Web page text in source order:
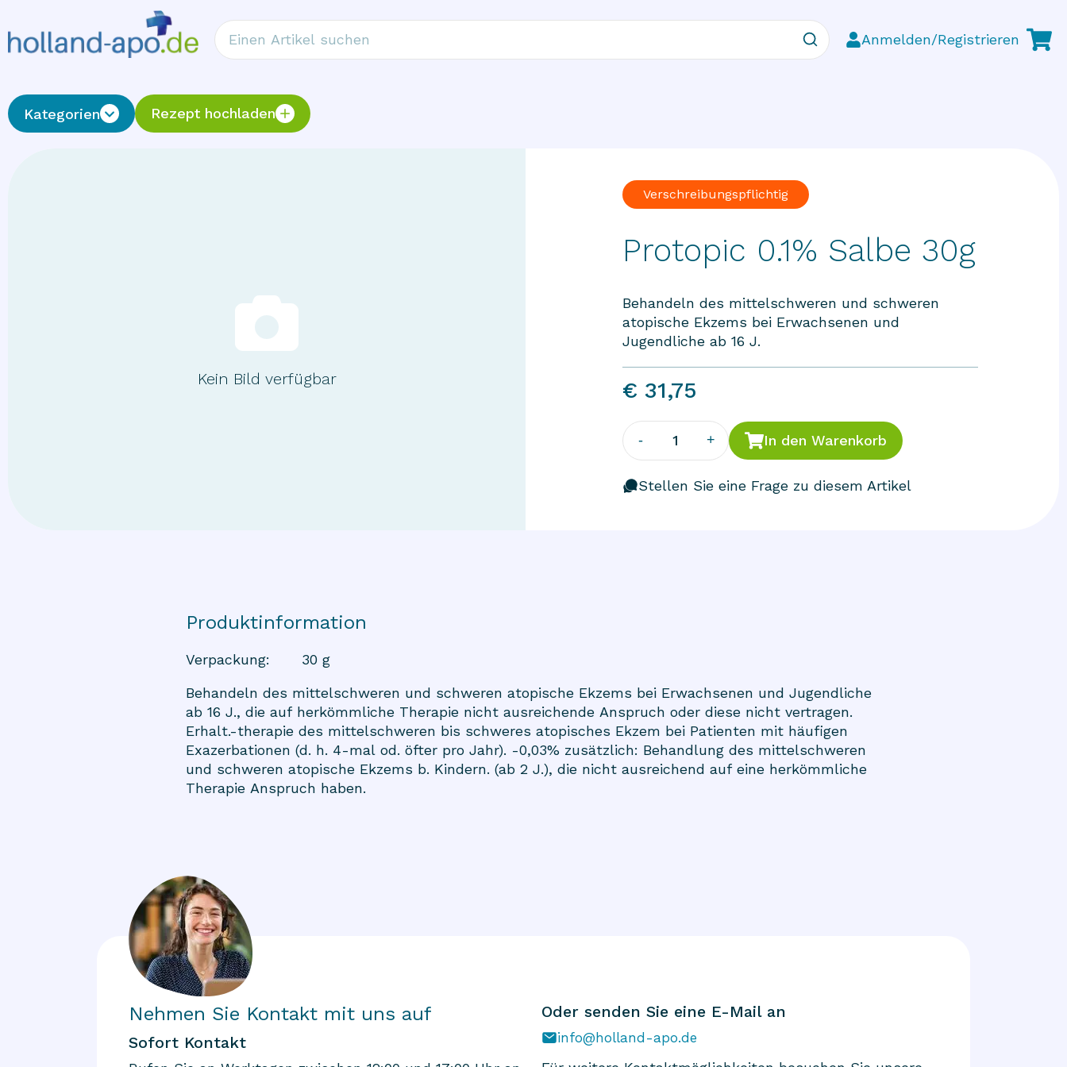
Anmelden/Registrieren
Kategorien Rezept hochladen
Kein Bild verfügbar
Verschreibungspflichtig
Protopic 0.1% Salbe 30g
Behandeln des mittelschweren und schweren
atopische Ekzems bei Erwachsenen und
Jugendliche ab 16 J.
€ 31,75
- 1 + In den Warenkorb
Stellen Sie eine Frage zu diesem Artikel
Produktinformation
Verpackung:
30 g
Behandeln des mittelschweren und schweren atopische Ekzems bei Erwachsenen und Jugendliche
ab 16 J., die auf herkömmliche Therapie nicht ausreichende Anspruch oder diese nicht vertragen.
Erhalt.-therapie des mittelschweren bis schweres atopisches Ekzem bei Patienten mit häufigen
Exazerbationen (d. h. 4-mal od. öfter pro Jahr). -0,03% zusätzlich: Behandlung des mittelschweren
und schweren atopische Ekzems b. Kindern. (ab 2 J.), die nicht ausreichend auf eine herkömmliche
Therapie Anspruch haben.
Nehmen Sie Kontakt mit uns auf
Sofort Kontakt
Oder senden Sie eine E-Mail an
info@holland-apo.de